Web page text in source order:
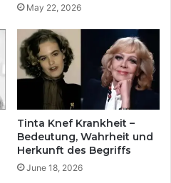
May 22, 2026
Tinta Knef Krankheit –
Bedeutung, Wahrheit und
Herkunft des Begriffs
June 18, 2026